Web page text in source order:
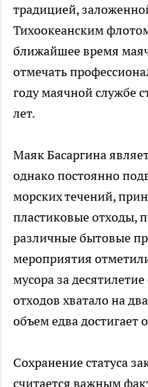
традицией,
Тихоокеанским
ближайшее время
отмечать
году маячной службе
лет.
Маяк Басаргина
однако постоянно
морских течений,
пластиковые отходы,
различные бытовые
мероприятия
мусора за
отходов хватало на
объем едва достигает
Сохранение статуса
считается важным